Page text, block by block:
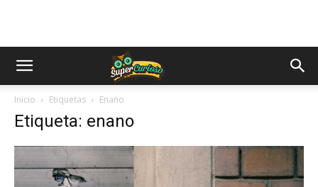
Inicio Etiquetas Enano
Etiqueta: enano